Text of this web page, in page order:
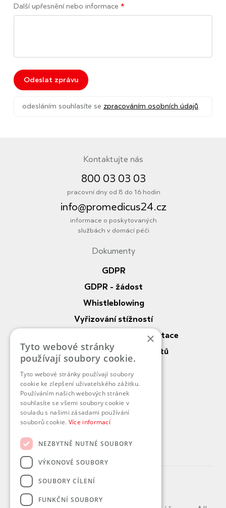
Další upřesnění nebo informace *
Odeslat zprávu
odesláním souhlasíte se zpracováním osobních údajů
Kontaktujte nás
800 03 03 03
pracovní dny od 8 do 16 hodin
info@promedicus24.cz
informace o poskytovaných
službách v domácí péči
Dokumenty
GDPR
GDPR - žádost
Whistleblowing
Vyřizování stížností
Nahlížení do zdrav. dokumentace
Práva a povinnosti pacientů
O nás
Služby
Kontaktní pracoviště
Koncernová deklarace
×
Tyto webové stránky
používají soubory cookie.
Tyto webové stránky používají soubory
cookie ke zlepšení uživatelského zážitku.
Používáním našich webových stránek
souhlasíte se všemi soubory cookie v
souladu s našimi zásadami používání
souborů cookie. Více informací
NEZBYTNĚ NUTNÉ SOUBORY
VÝKONOVÉ SOUBORY
SOUBORY CÍLENÍ
FUNKČNÍ SOUBORY